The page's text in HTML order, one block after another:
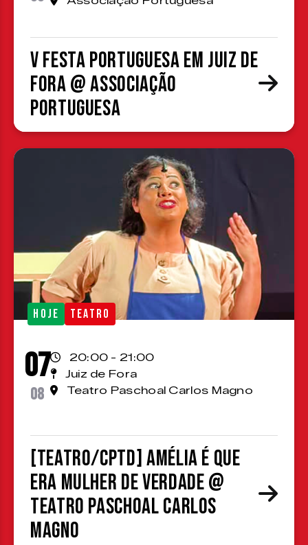
V Festa Portuguesa em Juiz de
Fora @ Associação
Portuguesa
HOJE TEATRO
07
08
20:00 - 21:00
Juiz de Fora
Teatro Paschoal Carlos Magno
[TEATRO/CPTD] Amélia é que
era mulher de verdade @
Teatro Paschoal Carlos
Magno